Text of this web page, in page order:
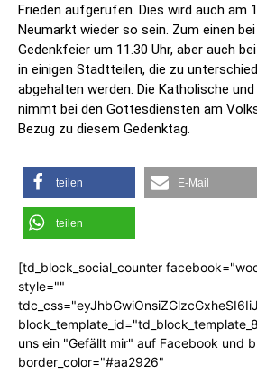
Frieden aufgerufen. Dies wird auch am
Neumarkt wieder so sein. Zum einen
Gedenkfeier um 11.30 Uhr, aber auch
in einigen Stadtteilen, die zu
abgehalten werden. Die Katholische
nimmt bei den Gottesdiensten am
Bezug zu diesem Gedenktag.
teilen E-Mail
teilen
[td_block_social_counter
style=""
uns ein "Gefällt mir" auf Facebook und
border_color="#aa2926"